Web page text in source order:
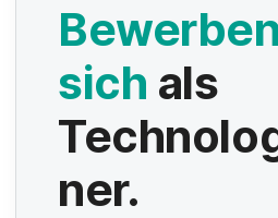
sich als
ner.